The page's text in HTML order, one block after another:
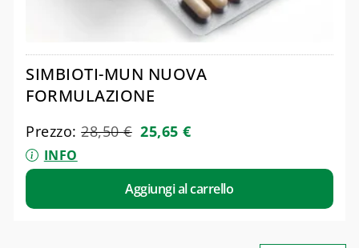
SIMBIOTI-MUN NUOVA
FORMULAZIONE
Prezzo:28,50€ 25,65€
INFO
Aggiungi al carrello